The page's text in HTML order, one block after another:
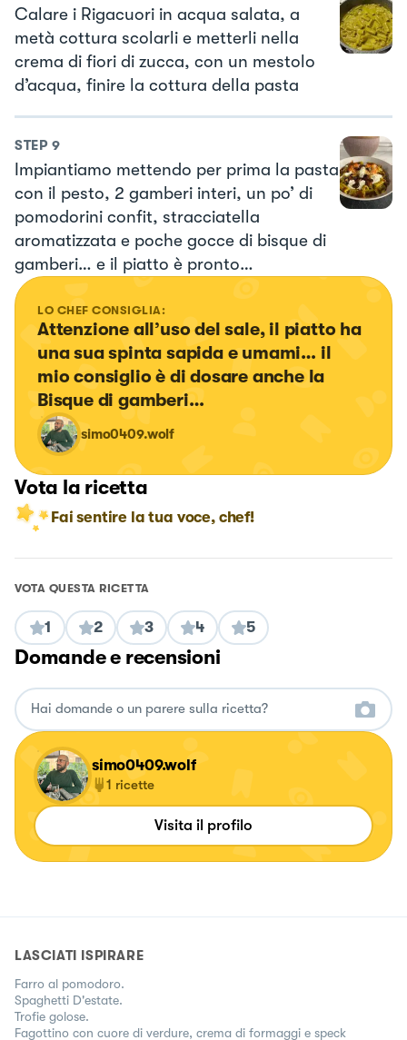
Calare i Rigacuori in acqua salata, a
metà cottura scolarli e metterli nella
crema di fiori di zucca, con un mestolo
d’acqua, finire la cottura della pasta
STEP 9
Impiantiamo mettendo per prima la pasta
con il pesto, 2 gamberi interi, un po’ di
pomodorini confit, stracciatella
aromatizzata e poche gocce di bisque di
gamberi… e il piatto è pronto…
LO CHEF CONSIGLIA:
Attenzione all’uso del sale, il piatto ha
una sua spinta sapida e umami… il
mio consiglio è di dosare anche la
Bisque di gamberi…
simo0409.wolf
Vota la ricetta
Fai sentire la tua voce, chef!
VOTA QUESTA RICETTA
1 2 3 4 5
Domande e recensioni
simo0409.wolf
1 ricette
Visita il profilo
LASCIATI ISPIRARE
Farro al pomodoro.
Spaghetti D'estate.
Trofie golose.
Fagottino con cuore di verdure, crema di formaggi e speck